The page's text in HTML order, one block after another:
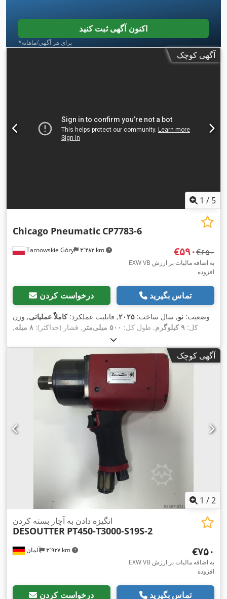
اکنون آگهی ثبت کنید
*برای هر آگهی/ماهانه
آگهی کوچک
1 / 5
Tarnowskie Góry ۳٬۴۸۲ km
Chicago Pneumatic CP7783-6
‎€۵۹۰‎€۶۵۰
EXW VB به اضافه مالیات بر ارزش
افزوده
درخواست کردن تماس بگیرید
وضعیت: نو, سال ساخت: ۲۰۲۵, قابلیت عملکرد:کاملاً عملیاتی, وزن
کل: ۹ کیلوگرم , طول کل: ۵۰۰ میلی‌متر , فشار (حداکثر): ۸ میله
,
, گشتاور اسپیندل
(حداکثر):۲٬۴۰۰ نیوتن متر , تجهیزات:مستندات / راهنما, پلاک
مشخصات موجود است, آگهی کوچک
1 /2
آلمان ۳٬۹۳۷ km
انگیزه دادن به آچار بسته کردن
DESOUTTER PT450-T3000-S19S-2
‎€۷۵۰
EXW VB به اضافه مالیات بر ارزش
افزوده
درخواست کردن تماس بگیرید